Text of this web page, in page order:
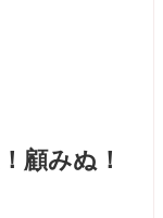
顧みぬ！